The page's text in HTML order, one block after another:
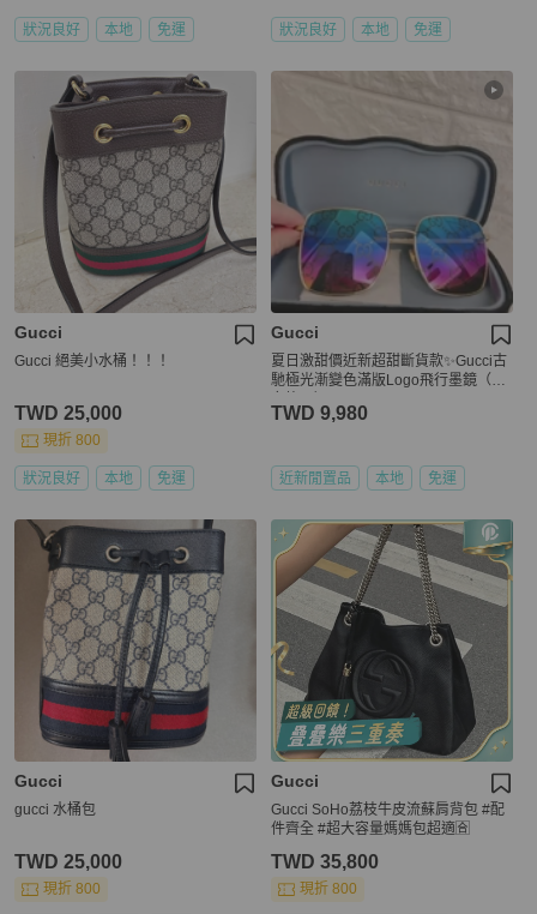
狀況良好 本地 免運 狀況良好 本地 免運
Gucci
Gucci 絕美小水桶！！！
TWD 25,000
現折 800
狀況良好 本地 免運
Gucci
夏日激甜價近新超甜斷貨款✨Gucci古
馳極光漸變色滿版Logo飛行墨鏡（男
TWD 9,980
近新閒置品 本地 免運
Gucci
gucci 水桶包
TWD 25,000
現折 800
Gucci
Gucci SoHo荔枝牛皮流蘇肩背包 #配
件齊全 #超大容量媽媽包超適🈴
TWD 35,800
現折 800